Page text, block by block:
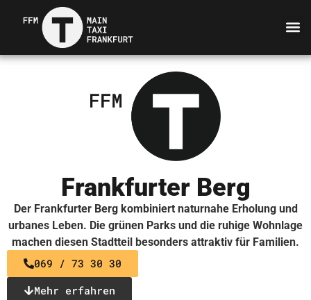
Frankfurter Berg
Der Frankfurter Berg kombiniert naturnahe Erholung und
urbanes Leben. Die grünen Parks und die ruhige Wohnlage
machen diesen Stadtteil besonders attraktiv für Familien.
069 / 73 30 30
Mehr erfahren